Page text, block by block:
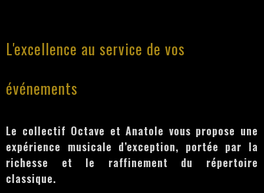
L'excellence au service de vos
événements
Le collectif Octave et Anatole vous propose une
expérience musicale d’exception, portée par la
richesse et le raffinement du répertoire
classique.